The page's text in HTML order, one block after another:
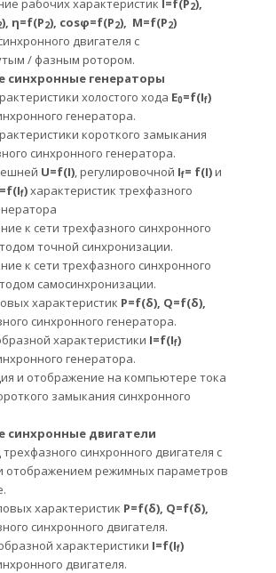
рабочих характеристик =f(P2),
), η=f(P2), cosφ=f(P2), M=f(P2)
двигателя с
/ фазным ротором.
синхронные генераторы
холостого хода E0=f(If)
генератора.
короткого замыкания
синхронного генератора.
U=f(I), регулировочной If= f(I)и
=f(If)характеристик трехфазного
к сети трехфазного синхронного
точной синхронизации.
к сети трехфазного синхронного
самосинхронизации.
характеристик P=f(δ), Q=f(δ),
синхронного генератора.
характеристики I=f(If)
генератора.
и отображение на компьютере тока
замыкания синхронного
синхронные двигатели
трехфазного синхронного двигателя с
отображением режимных параметров
характеристик P=f(δ), Q=f(δ),
синхронного двигателя.
характеристики I=f(If)
двигателя.